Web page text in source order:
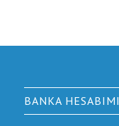
BANKA